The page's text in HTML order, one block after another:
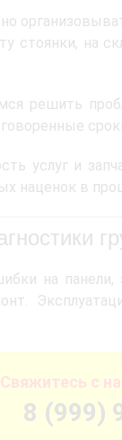
стоянки, на
решить
услуг и
наценок в
на
Свяжитесь с
8 (999)